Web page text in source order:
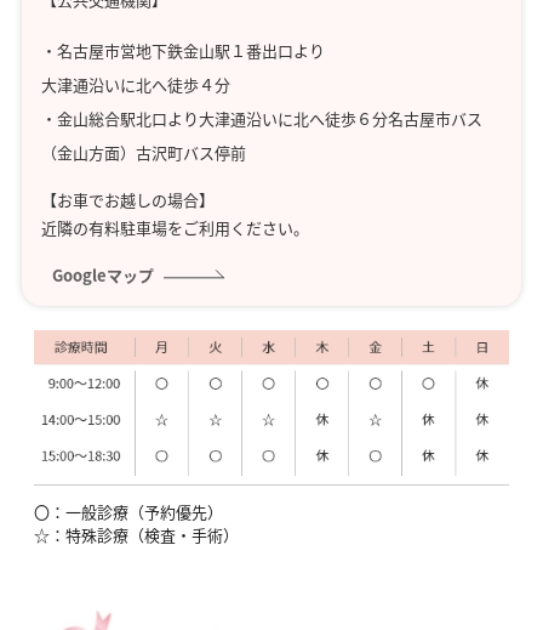
年代 必須 公開
メールアドレス（半角英数字）
※半角英数字
タイトル 必須 公開
本文
・名古屋市営地下鉄金山駅１番出口より
大津通沿いに北へ徒歩４分
・金山総合駅北口より大津通沿いに北へ徒歩６分名古屋市バス
（金山方面）古沢町バス停前
【お車でお越しの場合】
近隣の有料駐車場をご利用ください。
Googleマップ
〇：一般診療（予約優先）
☆：特殊診療（検査・手術）